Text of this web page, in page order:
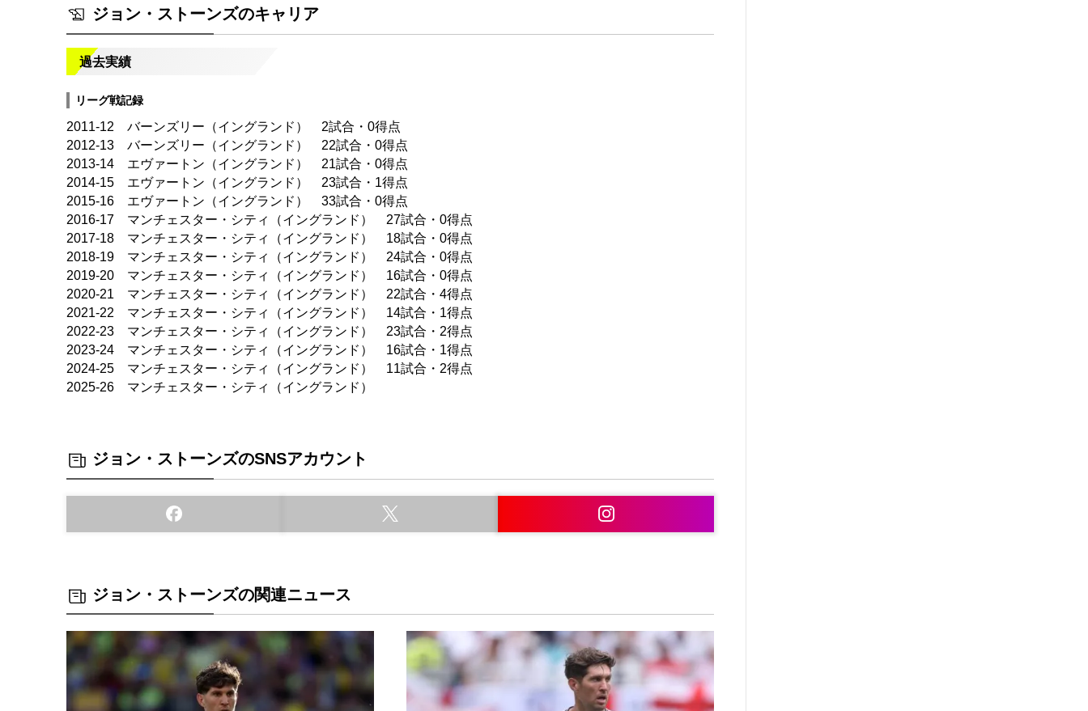
ジョン・ストーンズのキャリア
過去実績
リーグ戦記録
2011-12 バーンズリー（イングランド） 2試合・0得点
2012-13 バーンズリー（イングランド） 22試合・0得点
2013-14 エヴァートン（イングランド） 21試合・0得点
2014-15 エヴァートン（イングランド） 23試合・1得点
2015-16 エヴァートン（イングランド） 33試合・0得点
2016-17 マンチェスター・シティ（イングランド） 27試合・0得点
2017-18 マンチェスター・シティ（イングランド） 18試合・0得点
2018-19 マンチェスター・シティ（イングランド） 24試合・0得点
2019-20 マンチェスター・シティ（イングランド） 16試合・0得点
2020-21 マンチェスター・シティ（イングランド） 22試合・4得点
2021-22 マンチェスター・シティ（イングランド） 14試合・1得点
2022-23 マンチェスター・シティ（イングランド） 23試合・2得点
2023-24 マンチェスター・シティ（イングランド） 16試合・1得点
2024-25 マンチェスター・シティ（イングランド） 11試合・2得点
2025-26 マンチェスター・シティ（イングランド）
ジョン・ストーンズのSNSアカウント
ジョン・ストーンズの関連ニュース